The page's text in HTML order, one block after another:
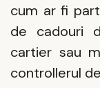
cum ar fi
de cadouri
cartier sau
controllerul